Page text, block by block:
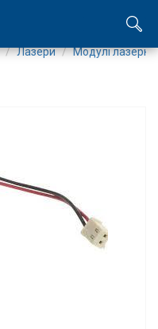
Лазери Модулі лазерні